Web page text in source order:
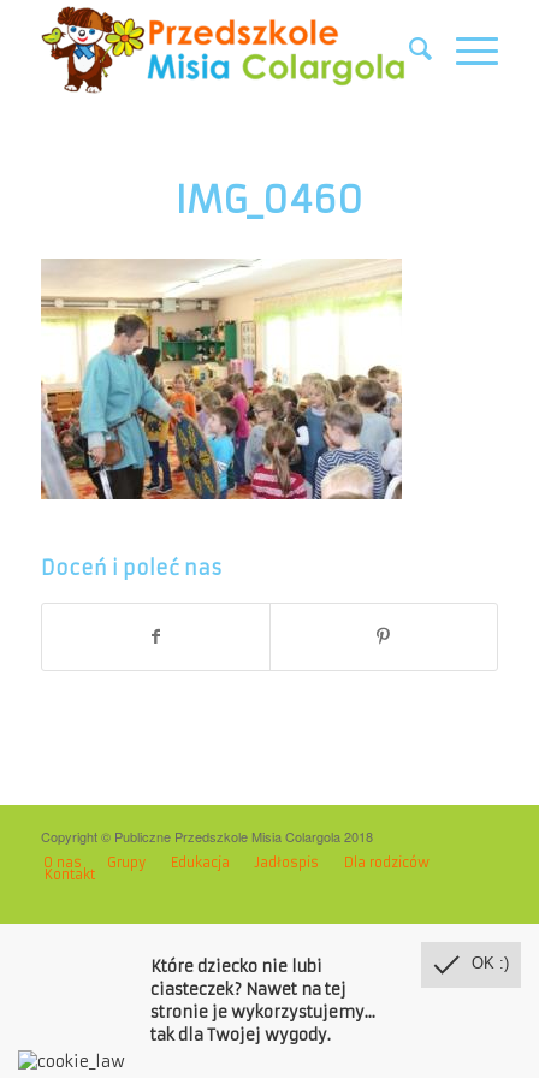
IMG_0460
Doceń i poleć nas
Copyright © Publiczne Przedszkole Misia Colargola 2018
O nas Grupy Edukacja Jadłospis Dla rodziców
Kontakt
OK :)
Które dziecko nie lubi
ciasteczek? Nawet na tej
stronie je wykorzystujemy...
tak dla Twojej wygody.